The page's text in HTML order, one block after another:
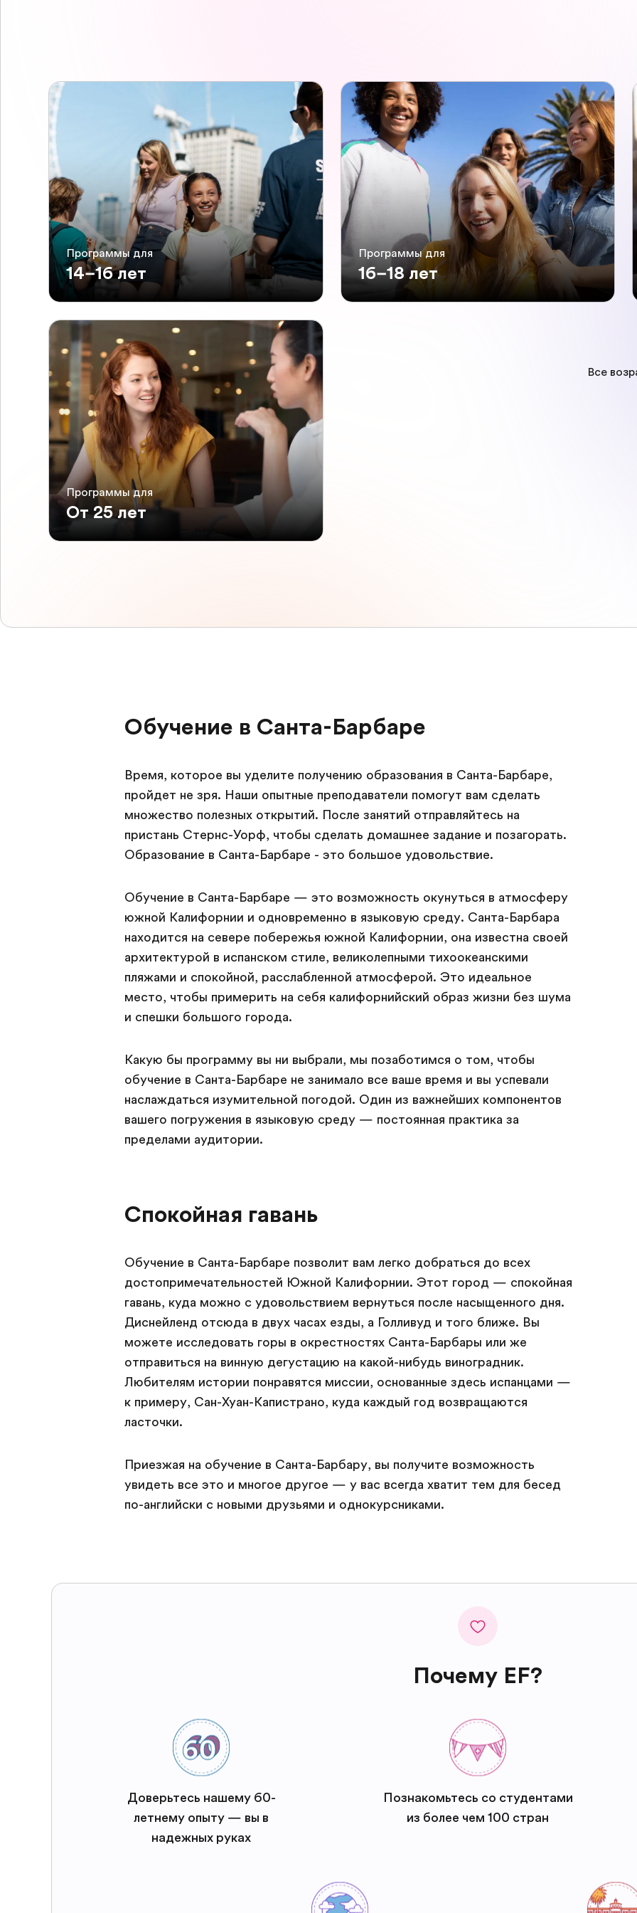
Программы для
14–16 лет
Программы для
16–18 лет
Программы для
От 25 лет
Все
Обучение в Санта-Барбаре
Время, которое вы уделите получению образования в Санта-Барбаре,
пройдет не зря. Наши опытные преподаватели помогут вам сделать
множество полезных открытий. После занятий отправляйтесь на
пристань Стернс-Уорф, чтобы сделать домашнее задание и позагорать.
Образование в Санта-Барбаре - это большое удовольствие.
Обучение в Санта-Барбаре — это возможность окунуться в атмосферу
южной Калифорнии и одновременно в языковую среду. Санта-Барбара
находится на севере побережья южной Калифорнии, она известна своей
архитектурой в испанском стиле, великолепными тихоокеанскими
пляжами и спокойной, расслабленной атмосферой. Это идеальное
место, чтобы примерить на себя калифорнийский образ жизни без шума
и спешки большого города.
Какую бы программу вы ни выбрали, мы позаботимся о том, чтобы
обучение в Санта-Барбаре не занимало все ваше время и вы успевали
наслаждаться изумительной погодой. Один из важнейших компонентов
вашего погружения в языковую среду — постоянная практика за
пределами аудитории.
Спокойная гавань
Обучение в Санта-Барбаре позволит вам легко добраться до всех
достопримечательностей Южной Калифорнии. Этот город — спокойная
гавань, куда можно с удовольствием вернуться после насыщенного дня.
Диснейленд отсюда в двух часах езды, а Голливуд и того ближе. Вы
можете исследовать горы в окрестностях Санта-Барбары или же
отправиться на винную дегустацию на какой-нибудь виноградник.
Любителям истории понравятся миссии, основанные здесь испанцами —
к примеру, Сан-Хуан-Капистрано, куда каждый год возвращаются
ласточки.
Приезжая на обучение в Санта-Барбару, вы получите возможность
увидеть все это и многое другое — у вас всегда хватит тем для бесед
по-английски с новыми друзьями и однокурсниками.
Почему EF?
Доверьтесь нашему 60-
летнему опыту — вы в
надежных руках
Познакомьтесь со студентами
из более чем 100 стран